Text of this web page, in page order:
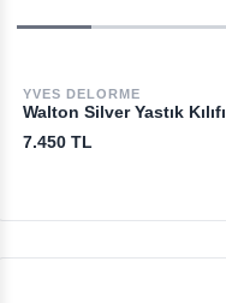
YVES DELORME
Walton Silver Yastık Kılıfı
7.450 TL